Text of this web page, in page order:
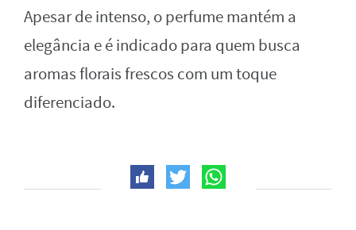
Apesar de intenso, o perfume mantém a
elegância e é indicado para quem busca
aromas florais frescos com um toque
diferenciado.